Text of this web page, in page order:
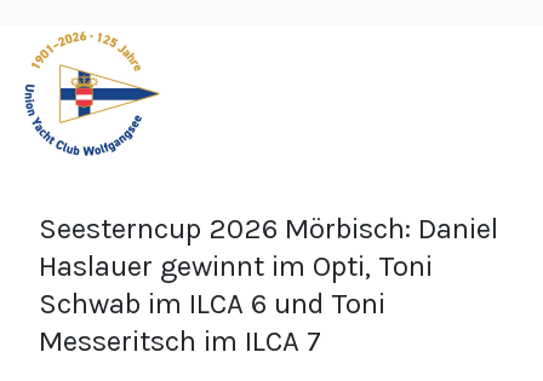
Seesterncup 2026 Mörbisch: Daniel
Haslauer gewinnt im Opti, Toni
Schwab im ILCA 6 und Toni
Messeritsch im ILCA 7